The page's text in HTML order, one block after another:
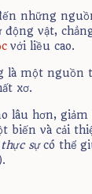
những
vật,
với liều cao.
là một nguồn
xơ.
lâu hơn, giảm
biến và cải
thực sựcó thể